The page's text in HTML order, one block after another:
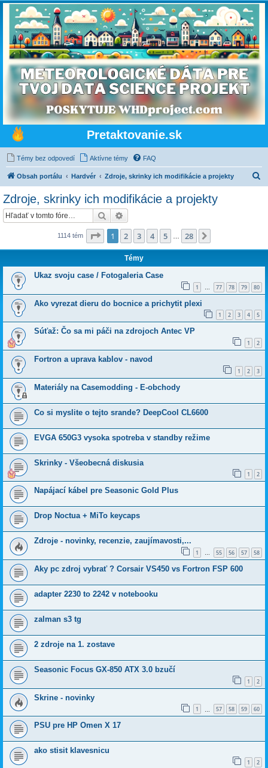
Pretaktovanie.sk
Témy bez odpovedí Aktívne témy FAQ
Obsah portálu Hardvér Zdroje, skrinky ich modifikácie a projekty
Zdroje, skrinky ich modifikácie a projekty
Hľadať
1114 tém Strana z28
1 2 3 4 5 28
Témy
Ukaz svoju case / Fotogaleria Case
1 … 77 78 79 80
Ako vyrezat dieru do bocnice a prichytit plexi
1 2 3 4 5
Súťaž: Čo sa mi páči na zdrojoch Antec VP
1 2
Fortron a uprava kablov - navod
1 2 3
Materiály na Casemodding - E-obchody
Co si myslite o tejto srande? DeepCool CL6600
EVGA 650G3 vysoka spotreba v standby režime
Skrinky - Všeobecná diskusia
1 2
Napájací kábel pre Seasonic Gold Plus
Drop Noctua + MiTo keycaps
Zdroje - novinky, recenzie, zaujímavosti,...
1 … 55 56 57 58
Aky pc zdroj vybrať ? Corsair VS450 vs Fortron FSP 600
adapter 2230 to 2242 v notebooku
zalman s3 tg
2 zdroje na 1. zostave
Seasonic Focus GX-850 ATX 3.0 bzučí
1 2
Skrine - novinky
1 57 58 59 60
PSU pre HP Omen X 17
ako stisit klavesnicu
1 2